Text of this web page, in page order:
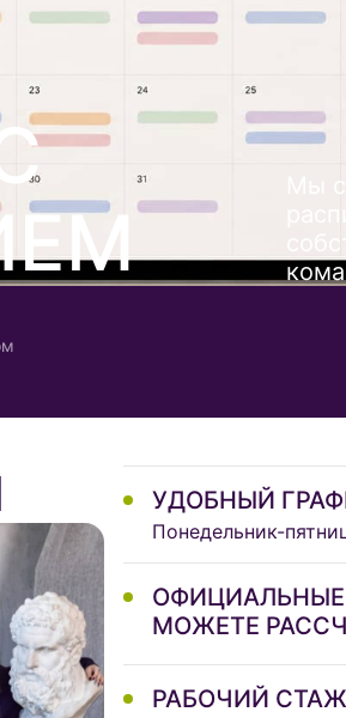
Мы
УДОБНЫЙ
Понедельник-
ОФИЦИАЛЬНЫЕ
МОЖЕТЕ
РАБОЧИЙ